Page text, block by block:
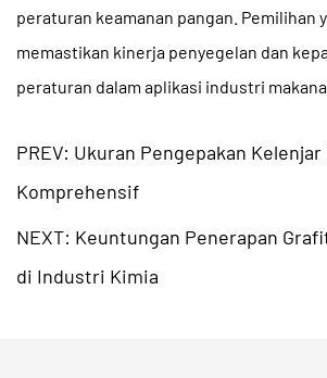
peraturan keamanan pangan. Pemilihan
memastikan kinerja penyegelan dan
peraturan dalam aplikasi industri
PREV: Ukuran Pengepakan
Komprehensif
NEXT: Keuntungan Penerapan
di Industri Kimia